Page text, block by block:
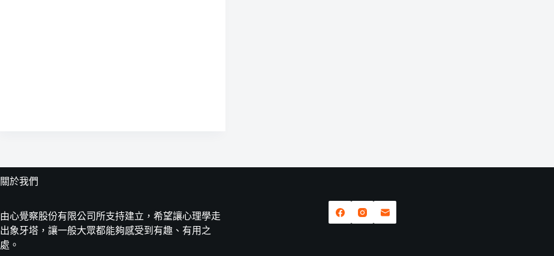
關於我們
由心覺察股份有限公司所支持建立，希望讓心理學走
出象牙塔，讓一般大眾都能夠感受到有趣、有用之
處。